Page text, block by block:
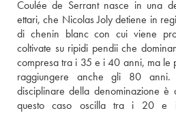
Coulée de Serrant nasce in una
ettari, che Nicolas Joly detiene in
di chenin blanc con cui viene
coltivate su ripidi pendii che
compresa tra i 35 e i 40 anni, ma le
raggiungere anche gli 80 anni.
disciplinare della denominazione
questo caso oscilla tra i 20 e